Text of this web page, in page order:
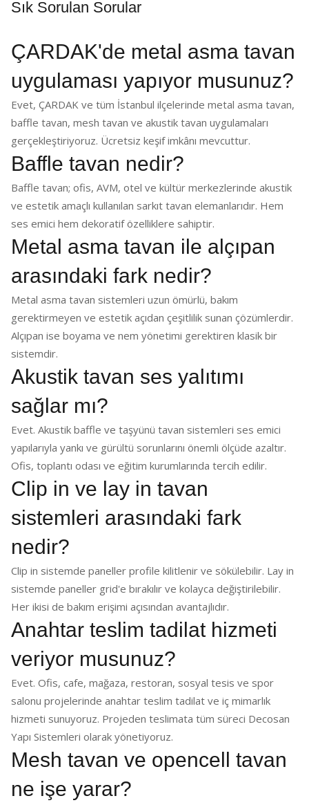
Sık Sorulan Sorular
ÇARDAK'de metal asma tavan
uygulaması yapıyor musunuz?
Evet, ÇARDAK ve tüm İstanbul ilçelerinde metal asma tavan,
baffle tavan, mesh tavan ve akustik tavan uygulamaları
gerçekleştiriyoruz. Ücretsiz keşif imkânı mevcuttur.
Baffle tavan nedir?
Baffle tavan; ofis, AVM, otel ve kültür merkezlerinde akustik
ve estetik amaçlı kullanılan sarkıt tavan elemanlarıdır. Hem
ses emici hem dekoratif özelliklere sahiptir.
Metal asma tavan ile alçıpan
arasındaki fark nedir?
Metal asma tavan sistemleri uzun ömürlü, bakım
gerektirmeyen ve estetik açıdan çeşitlilik sunan çözümlerdir.
Alçıpan ise boyama ve nem yönetimi gerektiren klasik bir
sistemdir.
Akustik tavan ses yalıtımı
sağlar mı?
Evet. Akustik baffle ve taşyünü tavan sistemleri ses emici
yapılarıyla yankı ve gürültü sorunlarını önemli ölçüde azaltır.
Ofis, toplantı odası ve eğitim kurumlarında tercih edilir.
Clip in ve lay in tavan
sistemleri arasındaki fark
nedir?
Clip in sistemde paneller profile kilitlenir ve sökülebilir. Lay in
sistemde paneller grid'e bırakılır ve kolayca değiştirilebilir.
Her ikisi de bakım erişimi açısından avantajlıdır.
Anahtar teslim tadilat hizmeti
veriyor musunuz?
Evet. Ofis, cafe, mağaza, restoran, sosyal tesis ve spor
salonu projelerinde anahtar teslim tadilat ve iç mimarlık
hizmeti sunuyoruz. Projeden teslimata tüm süreci Decosan
Yapı Sistemleri olarak yönetiyoruz.
Mesh tavan ve opencell tavan
ne işe yarar?